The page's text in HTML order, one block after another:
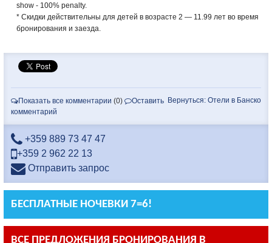
show - 100% penalty.
* Скидки действительны для детей в возрасте 2 — 11.99 лет во время
бронирования и заезда.
Вернуться: Отели в Банско
Показать все комментарии (0)
Оставить
комментарий
+359 889 73 47 47
+359 2 962 22 13
Отправить запрос
БЕСПЛАТНЫЕ НОЧЕВКИ 7=6!
ВСЕ ПРЕДЛОЖЕНИЯ БРОНИРОВАНИЯ В